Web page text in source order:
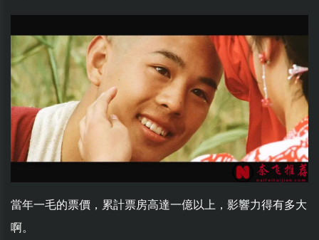
當年一毛的票價，累計票房高達一億以上，影響力得有多大
啊。